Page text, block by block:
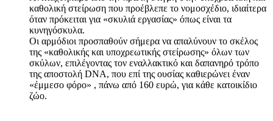
καθολική στείρωση που προέβλεπε το νομοσχέδιο, ιδιαίτερα
όταν πρόκειται για «σκυλιά εργασίας» όπως είναι τα
κυνηγόσκυλα.
Οι αρμόδιοι προσπαθούν σήμερα να απαλύνουν το σκέλος
της «καθολικής και υποχρεωτικής στείρωσης» όλων των
σκύλων, επιλέγοντας τον εναλλακτικό και δαπανηρό τρόπο
της αποστολή DNA, που επί της ουσίας καθιερώνει έναν
«έμμεσο φόρο» , πάνω από 160 ευρώ, για κάθε κατοικίδιο
ζώο.